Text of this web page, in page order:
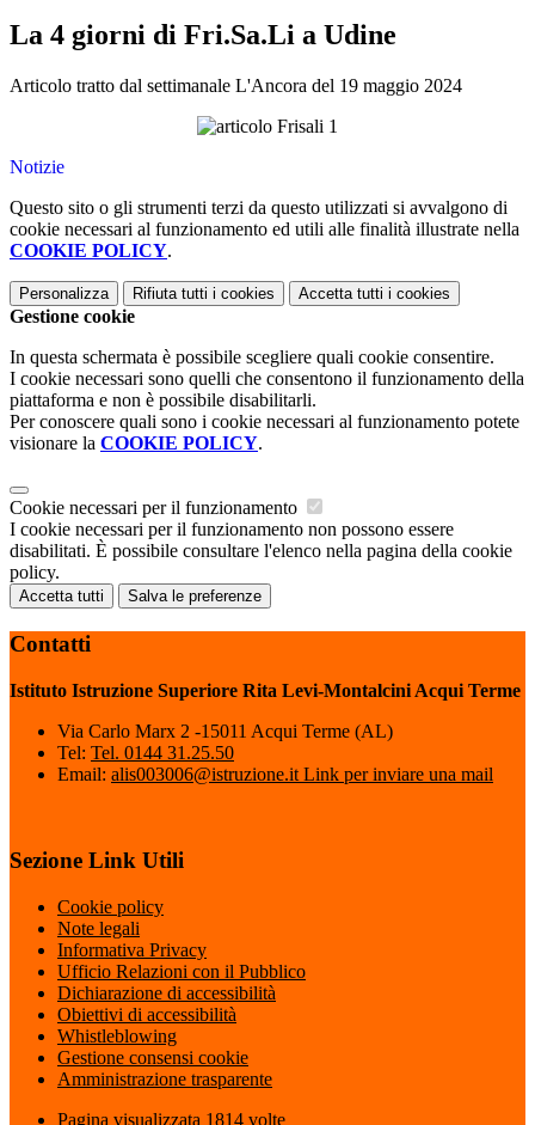
La 4 giorni di Fri.Sa.Li a Udine
Articolo tratto dal settimanale L'Ancora del 19 maggio 2024
Notizie
Questo sito o gli strumenti terzi da questo utilizzati si avvalgono di
cookie necessari al funzionamento ed utili alle finalità illustrate nella
COOKIE POLICY.
Personalizza Rifiuta tutti i cookies Accetta tutti i cookies
Gestione cookie
In questa schermata è possibile scegliere quali cookie consentire.
I cookie necessari sono quelli che consentono il funzionamento della
piattaforma e non è possibile disabilitarli.
Per conoscere quali sono i cookie necessari al funzionamento potete
visionare la COOKIE POLICY.
Cookie necessari per il funzionamento
I cookie necessari per il funzionamento non possono essere
disabilitati. È possibile consultare l'elenco nella pagina della cookie
policy.
Accetta tutti Salva le preferenze
Contatti
Istituto Istruzione Superiore Rita Levi-Montalcini Acqui Terme
Via Carlo Marx 2 -15011 Acqui Terme (AL)
Tel: Tel. 0144 31.25.50
Email: alis003006@istruzione.it Link per inviare una mail
Sezione Link Utili
Cookie policy
Note legali
Informativa Privacy
Ufficio Relazioni con il Pubblico
Dichiarazione di accessibilità
Obiettivi di accessibilità
Whistleblowing
Gestione consensi cookie
Amministrazione trasparente
Pagina visualizzata 1814 volte